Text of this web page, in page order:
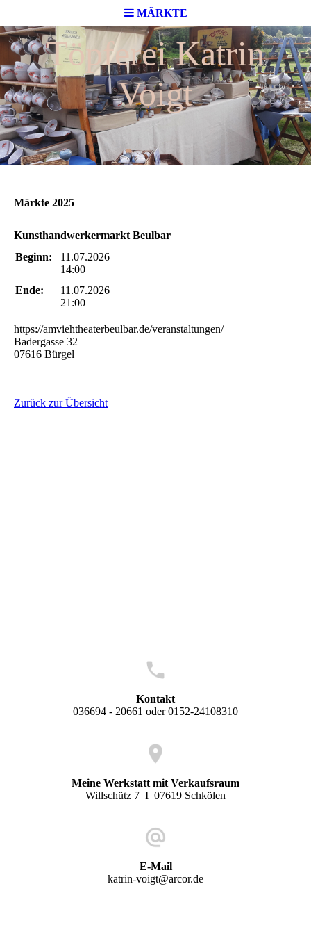
MÄRKTE
Töpferei Katrin
Voigt
Märkte 2025
Kunsthandwerkermarkt Beulbar
Beginn:
11.07.2026
14:00
Ende:
11.07.2026
21:00
https://amviehtheaterbeulbar.de/veranstaltungen/
Badergasse 32
07616 Bürgel
Zurück zur Übersicht
Kontakt
036694 - 20661 oder 0152-24108310
Meine Werkstatt mit Verkaufsraum
Willschütz 7 I 07619 Schkölen
E-Mail
katrin-voigt@arcor.de